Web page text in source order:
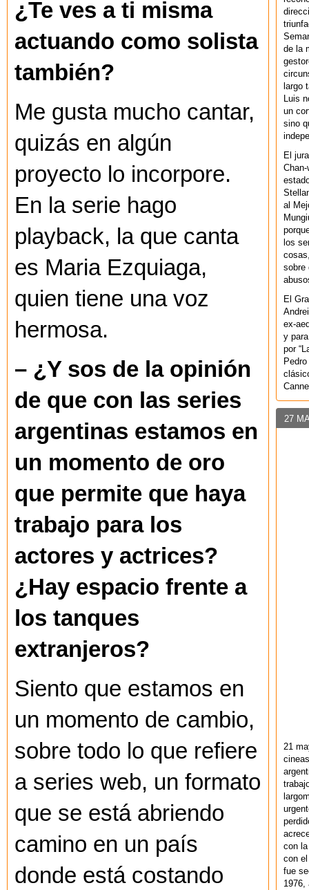
¿Te ves a ti misma
actuando como solista
también?
Me gusta mucho cantar,
quizás en algún
proyecto lo incorpore.
En la serie hago
playback, la que canta
es Maria Ezquiaga,
quien tiene una voz
hermosa.
– ¿Y sos de la opinión
de que con las series
argentinas estamos en
un momento de oro
que permite que haya
trabajo para los
actores y actrices?
¿Hay espacio frente a
los tanques
extranjeros?
Siento que estamos en
un momento de cambio,
sobre todo lo que refiere
a series web, un formato
que se está abriendo
camino en un país
donde está costando
de la
largo
Luis
un
sino
El
al
los
sobre
El
ex-
y
por
27
21
con
con
fue
1976,